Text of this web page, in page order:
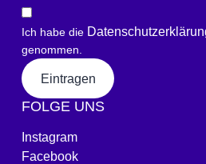
Ich habe die
genommen.
Eintragen
FOLGE UNS
Instagram
Facebook